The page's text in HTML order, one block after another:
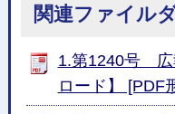
関連ファイル
1.第1240号
ロード】 [PDF